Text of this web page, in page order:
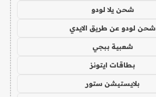
شحن يلا لودو
شحن لودو عن طريق الايدي
شعبية ببجي
بطاقات ايتونز
بلايستيشن ستور